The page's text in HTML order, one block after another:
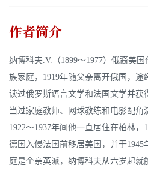
作者简介
纳博科夫.V.（1899～1977）俄裔美
族家庭，1919年随父亲离开俄国，
读过俄罗斯语言文学和法国文学并获
当过家庭教师、网球教练和电影配角
1922～1937年间他一直居住在柏林，
德国入侵法国前移居美国，并于
庭是个亲英派，纳博科夫从六岁起就